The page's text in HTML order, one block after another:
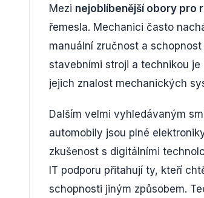
Mezi nejoblíbenější obory pro
řemesla. Mechanici často
manuální zručnost a
stavebními stroji a technikou
jejich znalost mechanických
Dalším velmi vyhledávaným
automobily jsou plné
zkušenost s digitálními
IT podporu přitahují ty, kteří
schopnosti jiným způsobem.